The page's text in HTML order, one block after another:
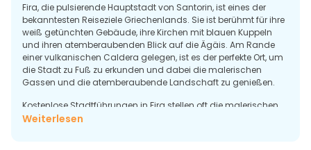
Fira, die pulsierende Hauptstadt von Santorin, ist eines der
bekanntesten Reiseziele Griechenlands. Sie ist berühmt für ihre
weiß getünchten Gebäude, ihre Kirchen mit blauen Kuppeln
und ihren atemberaubenden Blick auf die Ägäis. Am Rande
einer vulkanischen Caldera gelegen, ist es der perfekte Ort, um
die Stadt zu Fuß zu erkunden und dabei die malerischen
Gassen und die atemberaubende Landschaft zu genießen.
Kostenlose Stadtführungen in Fira stellen oft die malerischen
Wege der Stadt, die traditionelle kykladische Architektur und
Weiterlesen